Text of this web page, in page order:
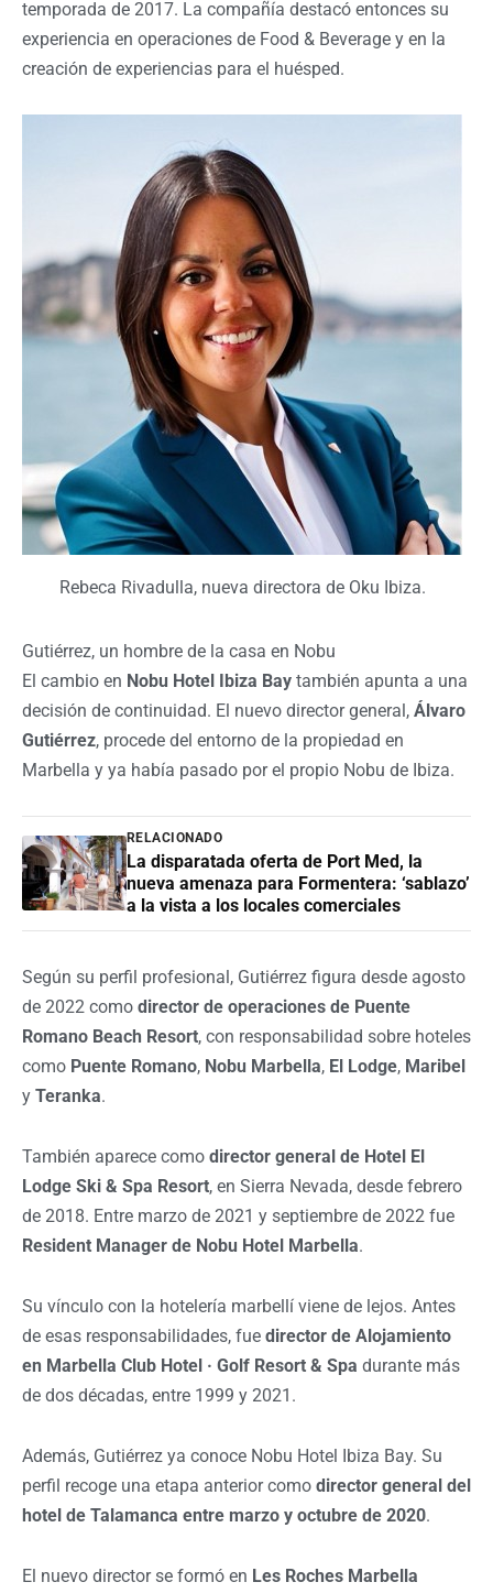
temporada de 2017. La compañía destacó entonces su
experiencia en operaciones de Food & Beverage y en la
creación de experiencias para el huésped.
Rebeca Rivadulla, nueva directora de Oku Ibiza.
Gutiérrez, un hombre de la casa en Nobu
El cambio en Nobu Hotel Ibiza Bay también apunta a una
decisión de continuidad. El nuevo director general, Álvaro
Gutiérrez, procede del entorno de la propiedad en
Marbella y ya había pasado por el propio Nobu de Ibiza.
RELACIONADO
La disparatada oferta de Port Med, la
nueva amenaza para Formentera: ‘sablazo’
a la vista a los locales comerciales
Según su perfil profesional, Gutiérrez figura desde agosto
de 2022 como director de operaciones de Puente
Romano Beach Resort, con responsabilidad sobre hoteles
como Puente Romano, Nobu Marbella, El Lodge, Maribel
y Teranka.
También aparece como director general de Hotel El
Lodge Ski & Spa Resort, en Sierra Nevada, desde febrero
de 2018. Entre marzo de 2021 y septiembre de 2022 fue
Resident Manager de Nobu Hotel Marbella.
Su vínculo con la hotelería marbellí viene de lejos. Antes
de esas responsabilidades, fue director de Alojamiento
en Marbella Club Hotel · Golf Resort & Spa durante más
de dos décadas, entre 1999 y 2021.
Además, Gutiérrez ya conoce Nobu Hotel Ibiza Bay. Su
perfil recoge una etapa anterior como director general del
hotel de Talamanca entre marzo y octubre de 2020.
El nuevo director se formó en Les Roches Marbella